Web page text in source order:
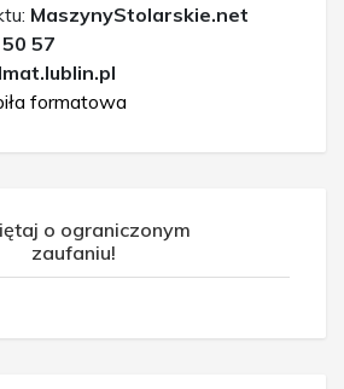
MaszynyStolarskie.net
57
formatowa
o ograniczonym
zaufaniu!